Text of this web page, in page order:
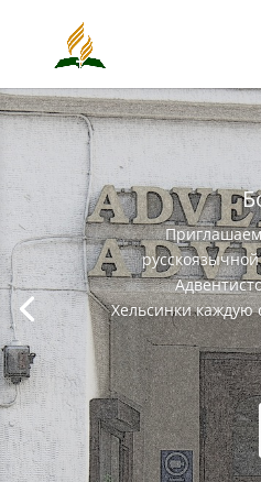
Хельсинки каждую